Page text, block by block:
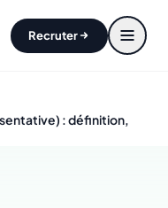
Recruter
: définition,